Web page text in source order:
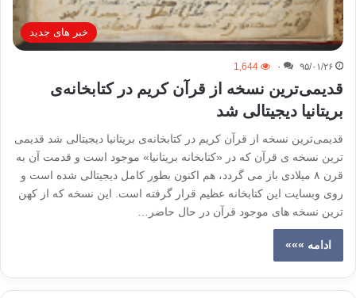
خبر های جدید
۹۵/۰۱/۲۶ ۰ 1,644
قدیمی‌ترین نسخه از قرآن کریم در کتابخانه‌ی
بریتانیا دیجیتالی شد
قدیمی‌ترین نسخه از قرآن کریم در کتابخانه‌ی بریتانیا دیجیتالی شد قدیمی
ترین نسخه ی قرآن که در «کتابخانه بریتانیا» موجود است و قدمت آن به
قرن ۸ میلادی باز می گردد، هم اکنون بطور کامل دیجیتالی شده است و
روی وبسایت این کتابخانه عظیم قرار گرفته است. این نسخه که از کهن
ترین نسخه های موجود قرآن در حال حاضر…
ادامه »»»